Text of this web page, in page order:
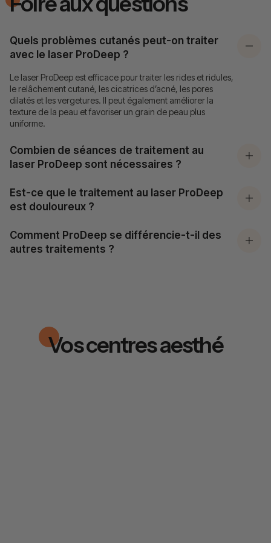
Quels problèmes cutanés peut-on traiter
avec le laser ProDeep ?
Le laser ProDeep est efficace pour traiter les rides et ridules,
le relâchement cutané, les cicatrices d’acné, les pores
dilatés et les vergetures. Il peut également améliorer la
texture de la peau et favoriser un grain de peau plus
uniforme.
Combien de séances de traitement au
laser ProDeep sont nécessaires ?
Est-ce que le traitement au laser ProDeep
est douloureux ?
Comment ProDeep se différencie-t-il des
autres traitements ?
Vos centres aesthé